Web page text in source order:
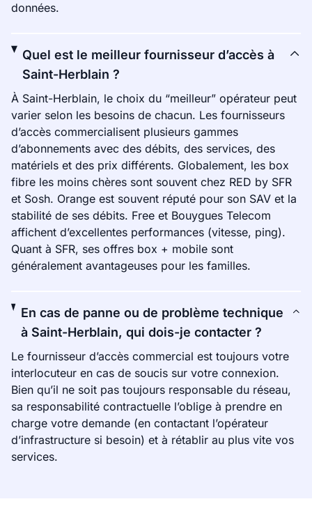
données.
Quel est le meilleur fournisseur d’accès à
Saint-Herblain ?
À Saint-Herblain, le choix du “meilleur” opérateur peut
varier selon les besoins de chacun. Les fournisseurs
d’accès commercialisent plusieurs gammes
d’abonnements avec des débits, des services, des
matériels et des prix différents. Globalement, les box
fibre les moins chères sont souvent chez RED by SFR
et Sosh. Orange est souvent réputé pour son SAV et la
stabilité de ses débits. Free et Bouygues Telecom
affichent d’excellentes performances (vitesse, ping).
Quant à SFR, ses offres box + mobile sont
généralement avantageuses pour les familles.
En cas de panne ou de problème technique
à Saint-Herblain, qui dois-je contacter ?
Le fournisseur d’accès commercial est toujours votre
interlocuteur en cas de soucis sur votre connexion.
Bien qu’il ne soit pas toujours responsable du réseau,
sa responsabilité contractuelle l’oblige à prendre en
charge votre demande (en contactant l’opérateur
d’infrastructure si besoin) et à rétablir au plus vite vos
services.